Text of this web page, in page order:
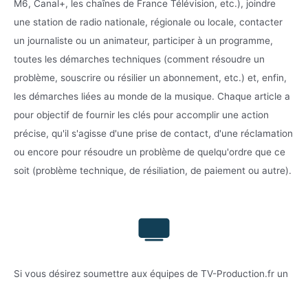
M6, Canal+, les chaînes de France Télévision, etc.), joindre
une station de radio nationale, régionale ou locale, contacter
un journaliste ou un animateur, participer à un programme,
toutes les démarches techniques (comment résoudre un
problème, souscrire ou résilier un abonnement, etc.) et, enfin,
les démarches liées au monde de la musique. Chaque article a
pour objectif de fournir les clés pour accomplir une action
précise, qu'il s'agisse d'une prise de contact, d'une réclamation
ou encore pour résoudre un problème de quelqu'ordre que ce
soit (problème technique, de résiliation, de paiement ou autre).
Si vous désirez soumettre aux équipes de TV-Production.fr un